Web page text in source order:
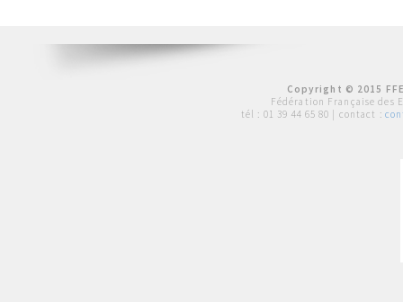
Copyright © 2015
Fédération Française des
tél : 01 39 44 65 80 | contact :